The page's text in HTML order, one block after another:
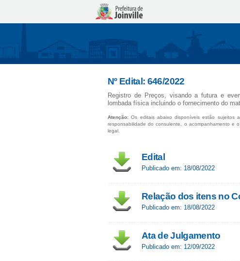
Nº Edital: 646/2022
Registro de Preços, visando a futura e
lombada física incluindo o fornecimento do
Atenção: Os editais abaixo disponíveis estão sujeitos
responsabilidade do consulente, o acompanhamento e
legal.
Edital
Publicado em: 18/08/2022
Relação dos itens no
Publicado em: 18/08/2022
Ata de Julgamento
Publicado em: 12/09/2022